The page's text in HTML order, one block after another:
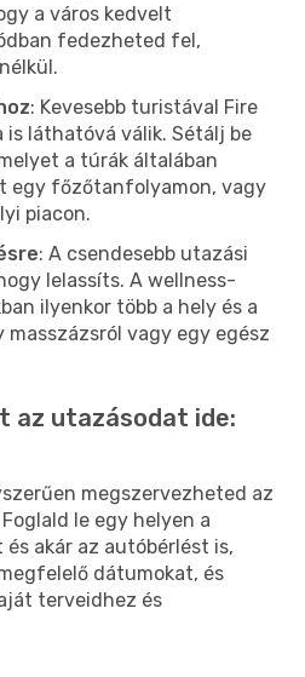
a város kedvelt
fedezheted fel,
: Kevesebb turistával Fire
is láthatóvá válik. Sétálj be
a túrák általában
egy főzőtanfolyamon, vagy
piacon.
: A csendesebb utazási
lelassíts. A wellness-
ilyenkor több a hely és a
masszázsról vagy egy egész
az utazásodat ide:
megszervezheted az
le egy helyen a
akár az autóbérlést is,
dátumokat, és
terveidhez és